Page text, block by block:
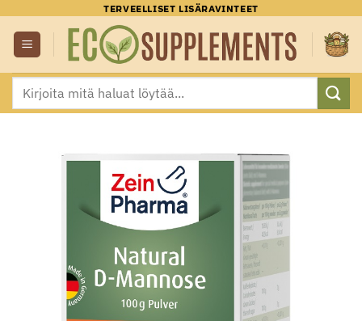
content
TERVEELLISET LISÄRAVINTEET
Etsi: